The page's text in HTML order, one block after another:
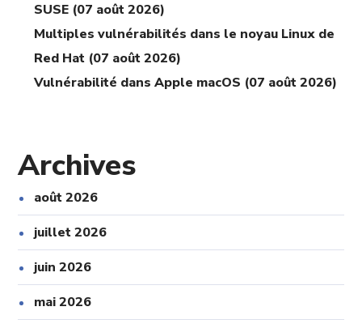
SUSE (07 août 2026)
Multiples vulnérabilités dans le noyau Linux de
Red Hat (07 août 2026)
Vulnérabilité dans Apple macOS (07 août 2026)
Archives
août 2026
juillet 2026
juin 2026
mai 2026